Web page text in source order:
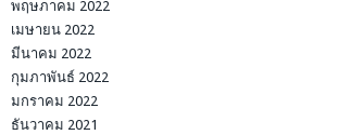
พฤษภาคม 2022
เมษายน 2022
มีนาคม 2022
กุมภาพันธ์ 2022
มกราคม 2022
ธันวาคม 2021